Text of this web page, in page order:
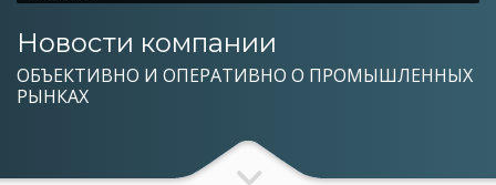
Новости компании
ОБЪЕКТИВНО И ОПЕРАТИВНО О ПРОМЫШЛЕННЫХ
РЫНКАХ